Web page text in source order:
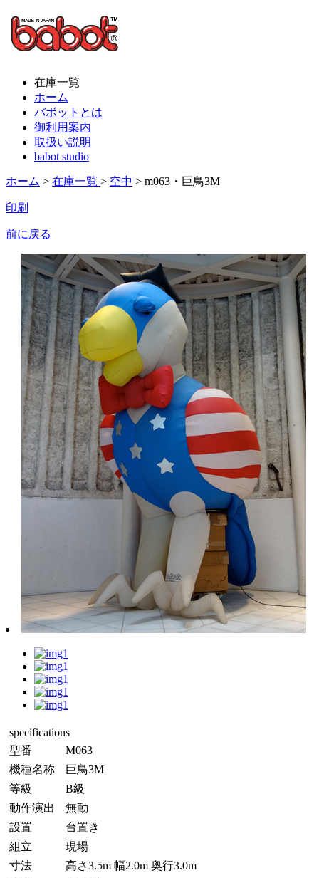
在庫一覧
ホーム
バボットとは
御利用案内
取扱い説明
babot studio
ホーム > 在庫一覧 > 空中 > m063・巨鳥3M
印刷
前に戻る
specifications
型番
M063
機種名称
巨鳥3M
等級
B級
動作演出
無動
設置
台置き
組立
現場
寸法
高さ3.5m 幅2.0m 奥行3.0m